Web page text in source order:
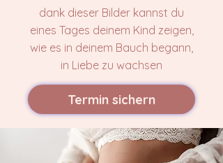
dank dieser Bilder kannst du
eines Tages deinem Kind zeigen,
wie es in deinem Bauch begann,
in Liebe zu wachsen
Termin sichern